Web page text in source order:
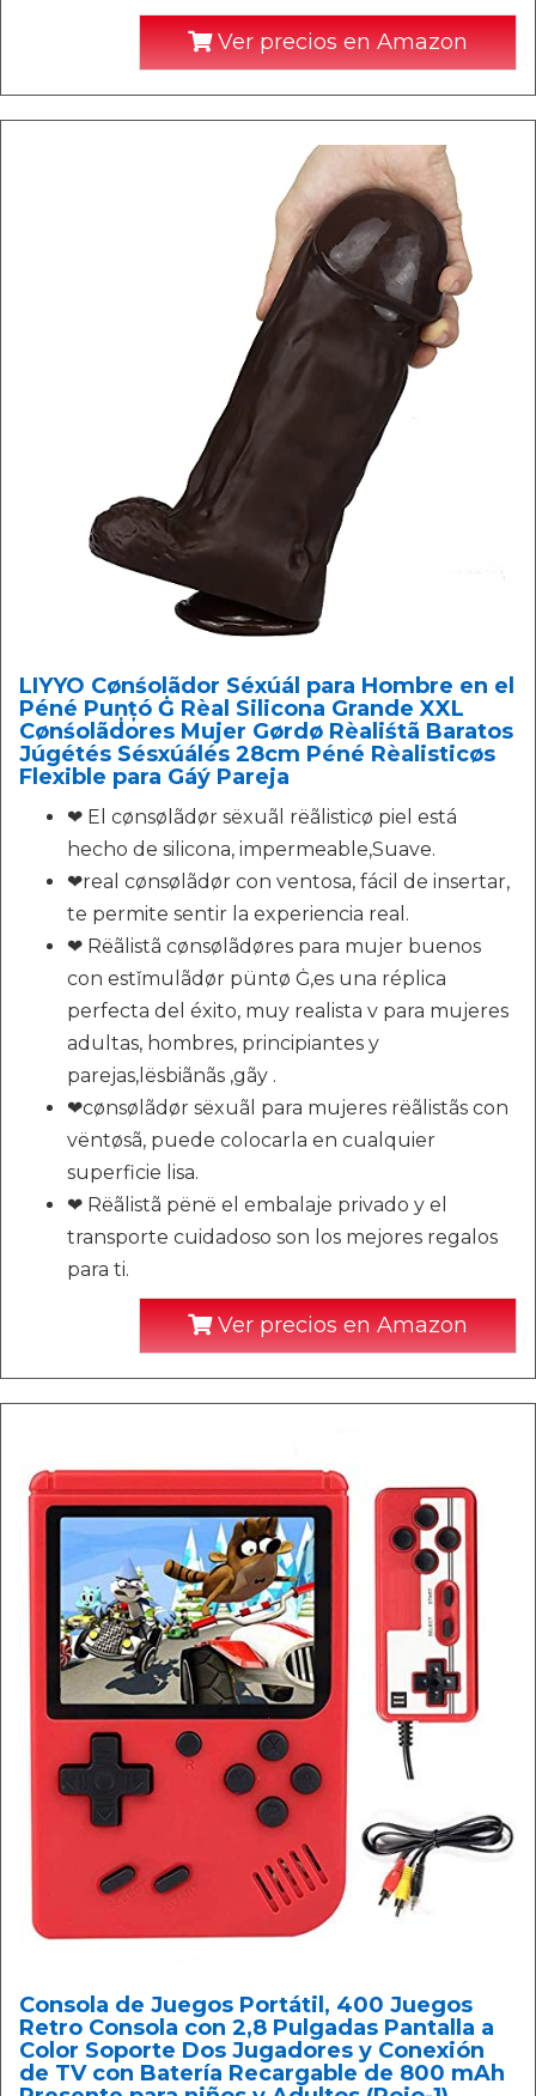
Ver precios en Amazon
LIYYO Cønśolãdor Séxúál para Hombre en el
Péné Puņțó Ġ Rèal Silicona Grande XXL
Cønśolãdores Mujer Gørdø Rèaliśtã Baratos
Júgétés Sésxúálés 28cm Péné Rèalisticøs
Flexible para Gáý Pareja
❤ El cønsølãdør sëxuãl rëãlisticø piel está
hecho de silicona, impermeable,Suave.
❤real cønsølãdør con ventosa, fácil de insertar,
te permite sentir la experiencia real.
❤ Rëãlistã cønsølãdøres para mujer buenos
con estǐmulãdør püntø Ġ,es una réplica
perfecta del éxito, muy realista v para mujeres
adultas, hombres, principiantes y
parejas,lësbiãnãs ,gãy .
❤cønsølãdør sëxuãl para mujeres rëãlistãs con
vëntøsã, puede colocarla en cualquier
superficie lisa.
❤ Rëãlistã pënë el embalaje privado y el
transporte cuidadoso son los mejores regalos
para ti.
Ver precios en Amazon
Consola de Juegos Portátil, 400 Juegos
Retro Consola con 2,8 Pulgadas Pantalla a
Color Soporte Dos Jugadores y Conexión
de TV con Batería Recargable de 800 mAh